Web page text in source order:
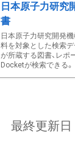
日本原子力研究
書
日本原子力研究開発
料を対象とした検索
が所蔵する図書、レポ
Docketが検索できる。
最終更新日